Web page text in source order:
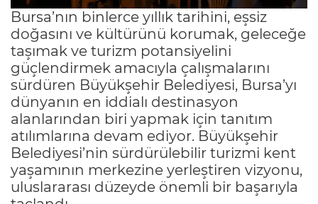
Bursa’nın binlerce yıllık tarihini, eşsiz
doğasını ve kültürünü korumak, geleceğe
taşımak ve turizm potansiyelini
güçlendirmek amacıyla çalışmalarını
sürdüren Büyükşehir Belediyesi, Bursa’yı
dünyanın en iddialı destinasyon
alanlarından biri yapmak için tanıtım
atılımlarına devam ediyor. Büyükşehir
Belediyesi’nin sürdürülebilir turizmi kent
yaşamının merkezine yerleştiren vizyonu,
uluslararası düzeyde önemli bir başarıyla